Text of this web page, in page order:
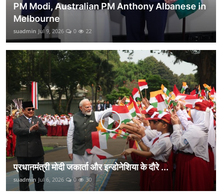
PM Modi, Australian PM Anthony Albanese in
Melbourne
suadmin Jul 9, 2026 0 22
प्रधानमंत्री मोदी जकार्ता और इन्डोनेशिया के दौरे ...
suadmin Jul 6, 2026 0 30